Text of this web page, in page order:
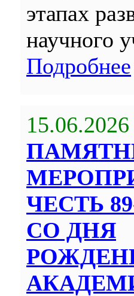
этапах
научного
Подробнее
15.06.2026
ЧЕСТЬ
СО ДНЯ